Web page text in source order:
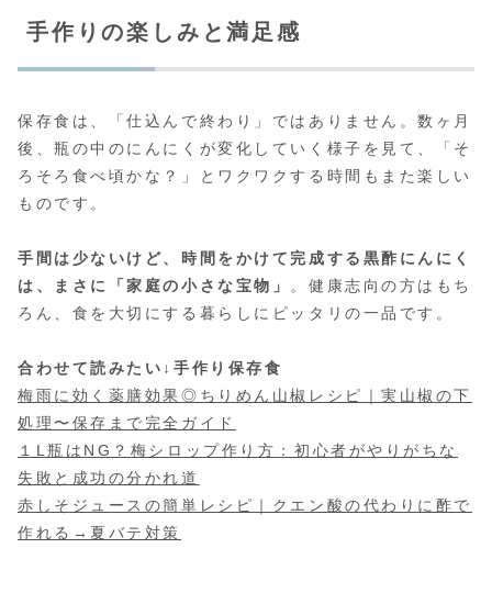
手作りの楽しみと満足感
保存食は、「仕込んで終わり」ではありません。数ヶ月
後、瓶の中のにんにくが変化していく様子を見て、「そ
ろそろ食べ頃かな？」とワクワクする時間もまた楽しい
ものです。
手間は少ないけど、時間をかけて完成する黒酢にんにく
は、まさに「家庭の小さな宝物」 。健康志向の方はもち
ろん、食を大切にする暮らしにピッタリの一品です。
合わせて読みたい↓手作り保存食
梅雨に効く薬膳効果◎ちりめん山椒レシピ｜実山椒の下
処理〜保存まで完全ガイド
１L瓶はNG？梅シロップ作り方：初心者がやりがちな
失敗と成功の分かれ道
赤しそジュースの簡単レシピ｜クエン酸の代わりに酢で
作れる→夏バテ対策